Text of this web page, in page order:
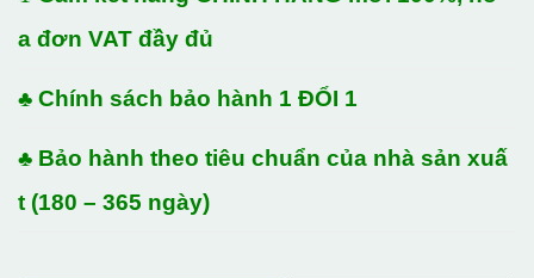
a đơn VAT đầy đủ
♣ Chính sách bảo hành 1 ĐỔI 1
♣ Bảo hành theo tiêu chuẩn của nhà sản xuấ
t (180 – 365 ngày)